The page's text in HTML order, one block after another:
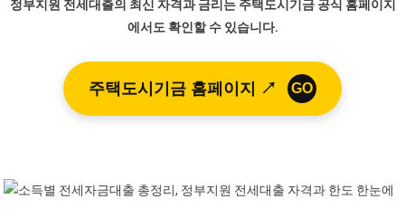
정부지원 전세대출의 최신 자격과 금리는 주택도시기금 공식 홈페이지
에서도 확인할 수 있습니다.
주택도시기금 홈페이지 ↗ GO